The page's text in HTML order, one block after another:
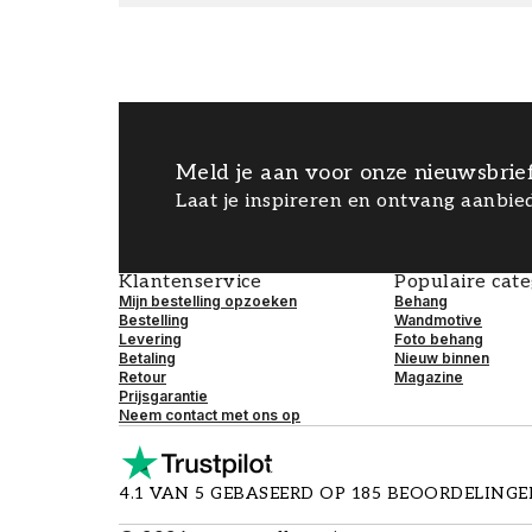
Meld je aan voor onze
Laat je inspireren en ontvang
Klantenservice
Mijn bestelling opzoeken
Bestelling
Levering
Betaling
Retour
Prijsgarantie
Neem contact met ons op
Populaire
Behang
Wandmotive
Foto behang
Nieuw binnen
Magazine
4.1 VAN 5 GEBASEERD OP 185